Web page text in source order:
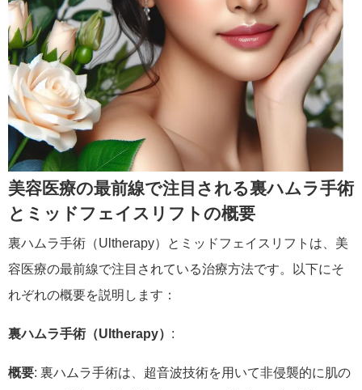
美容医療の最前線で注目される裏ハムラ手術
とミッドフェイスリフトの概要
裏ハムラ手術（Ultherapy）とミッドフェイスリフトは、美
容医療の最前線で注目されている治療方法です。以下にそ
れぞれの概要を説明します：
裏ハムラ手術（Ultherapy） :
概要: 裏ハムラ手術は、超音波技術を用いて非侵襲的に肌の